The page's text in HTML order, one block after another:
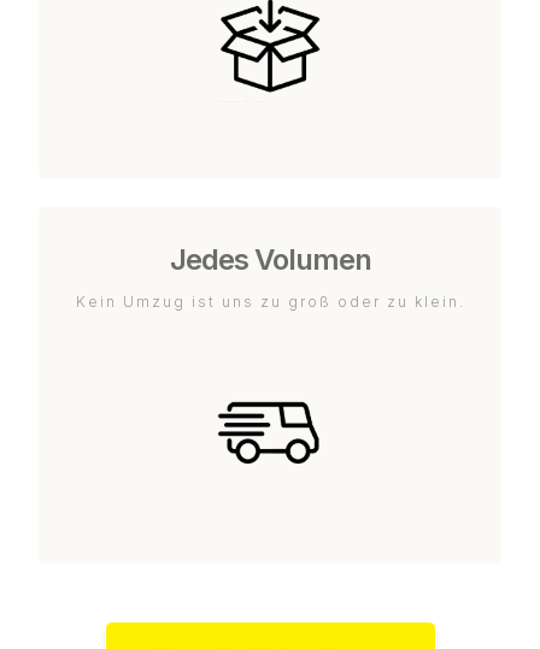
Jedes Volumen
Kein Umzug ist uns zu groß oder zu klein.